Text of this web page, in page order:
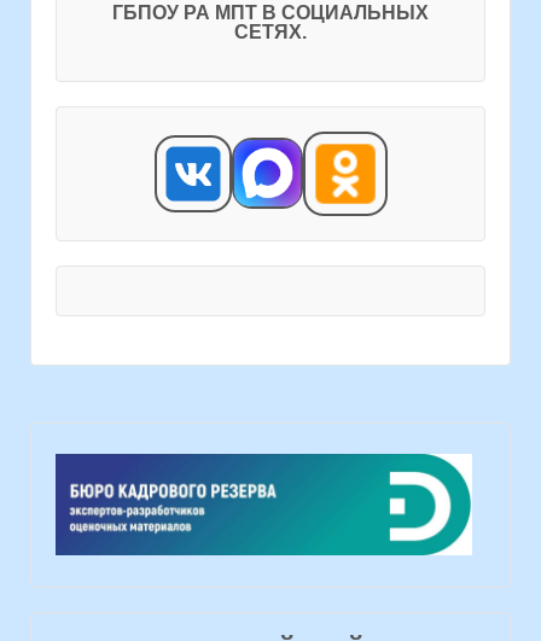
ГБПОУ РА МПТ В СОЦИАЛЬНЫХ
СЕТЯХ.